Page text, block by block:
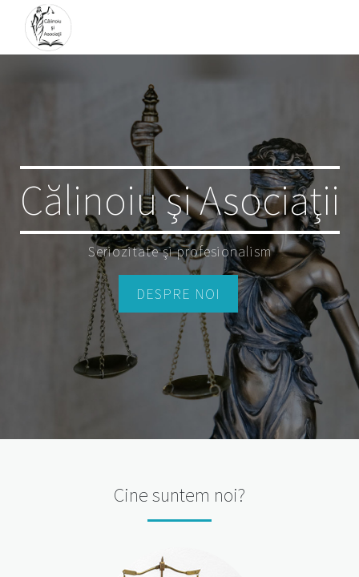
Călinoiu şi Asociaţii
Seriozitate şi profesionalism
DESPRE NOI
Cine suntem noi?